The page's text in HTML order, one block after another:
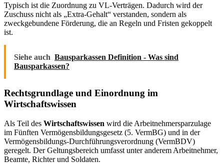
Typisch ist die Zuordnung zu VL-Verträgen. Dadurch wird der
Zuschuss nicht als „Extra-Gehalt“ verstanden, sondern als
zweckgebundene Förderung, die an Regeln und Fristen gekoppelt
ist.
Siehe auch Bausparkassen Definition - Was sind
Bausparkassen?
Rechtsgrundlage und Einordnung im
Wirtschaftswissen
Als Teil des Wirtschaftswissen wird die Arbeitnehmersparzulage
im Fünften Vermögensbildungsgesetz (5. VermBG) und in der
Vermögensbildungs-Durchführungsverordnung (VermBDV)
geregelt. Der Geltungsbereich umfasst unter anderem Arbeitnehmer,
Beamte, Richter und Soldaten.